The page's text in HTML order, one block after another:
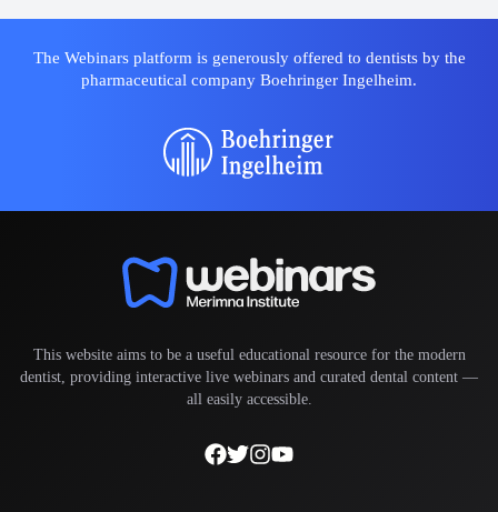
The Webinars platform is generously offered to dentists by the
pharmaceutical company Boehringer Ingelheim.
This website aims to be a useful educational resource for the modern
dentist, providing interactive live webinars and curated dental content —
all easily accessible.